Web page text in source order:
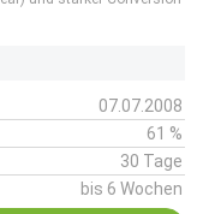
07.07.2008
61 %
30 Tage
bis 6 Wochen